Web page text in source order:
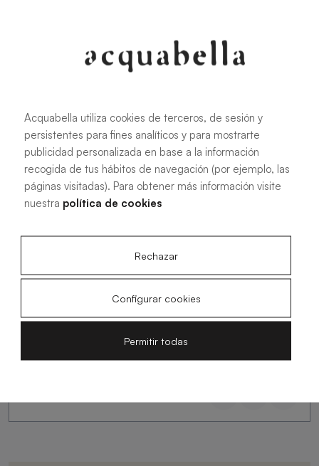
PDF
Manuel d'installation des receveurs
de douche Akron®
4.15 MB|PDF
Acquabella utiliza cookies de terceros, de sesión y
persistentes para fines analíticos y para mostrarte
publicidad personalizada en base a la información
recogida de tus hábitos de navegación (por ejemplo, las
páginas visitadas). Para obtener más información visite
nuestra política de cookies
Rechazar
Configurar cookies
Permitir todas